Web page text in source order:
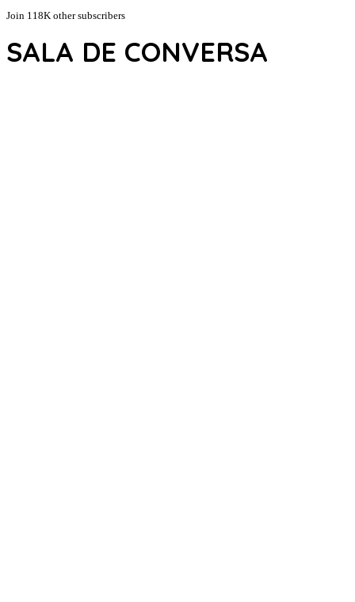
Join 118K other subscribers
SALA DE CONVERSA